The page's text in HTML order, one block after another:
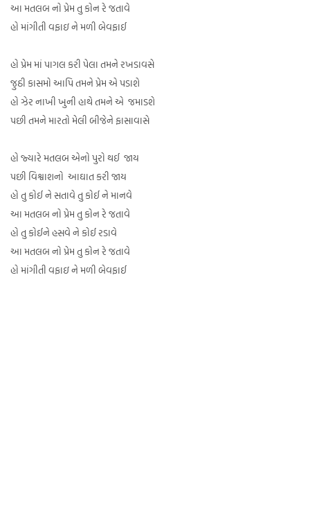
આ મતલબ નો પ્રેમ તુ કોન રે જતાવે
હો માંગીતી વફાઇ ને મળી બેવફાઈ
હો પ્રેમ માં પાગલ કરી પેલા તમને રખડાવસે
જુઠી કાસમો આપિ તમને પ્રેમ એ પડાશે
હો ઝેર નાખી ખુની હાથે તમને એ જમાડશે
પછી તમને મારતો મેલી બીજેને ફાસાવાસે
હો જ્યારે મતલબ એનો પુરો થઈ જાય
પછી વિશ્વાશનો આઘાત કરી જાય
હો તુ કોઈ ને સતાવે તુ કોઈ ને માનવે
આ મતલબ નો પ્રેમ તુ કોન રે જતાવે
હો તુ કોઈને હસવે ને કોઈ રડાવે
આ મતલબ નો પ્રેમ તુ કોન રે જતાવે
હો માંગીતી વફાઇ ને મળી બેવફાઈ